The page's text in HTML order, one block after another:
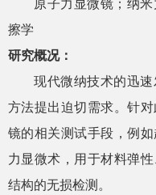
原子力显微镜；纳
擦学
研究概况：
现代微纳技术的迅
方法提出迫切需求。针
镜的相关测试手段，例
力显微术，用于材料弹
结构的无损检测。